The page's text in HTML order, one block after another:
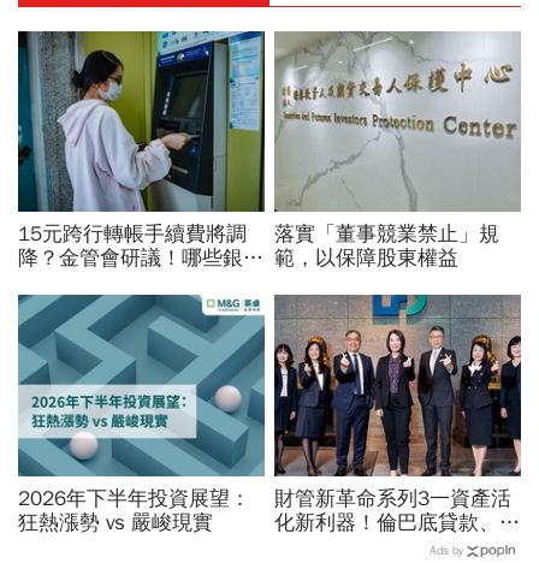
15元跨行轉帳手續費將調
降？金管會研議！哪些銀行
轉戶、電支帳戶一次看
落實「董事競業禁止」規
範，以保障股東權益
2026年下半年投資展望：
狂熱漲勢 vs 嚴峻現實
財管新革命系列3一資產活
化新利器！倫巴底貸款、保
單融資增加槓桿靈活
Ads by